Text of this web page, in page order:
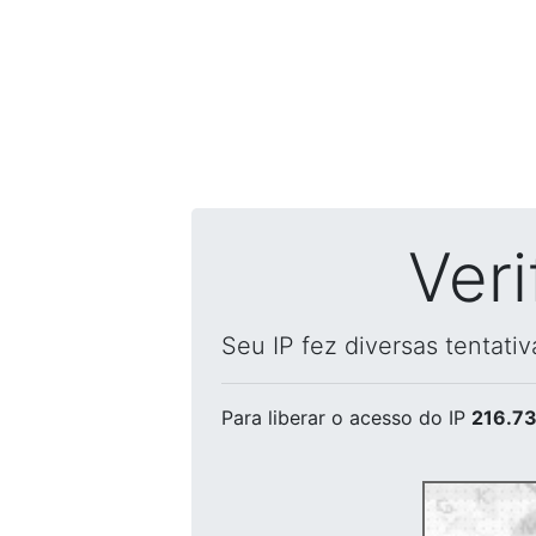
Seu IP fez diversas
Para liberar o acesso do IP